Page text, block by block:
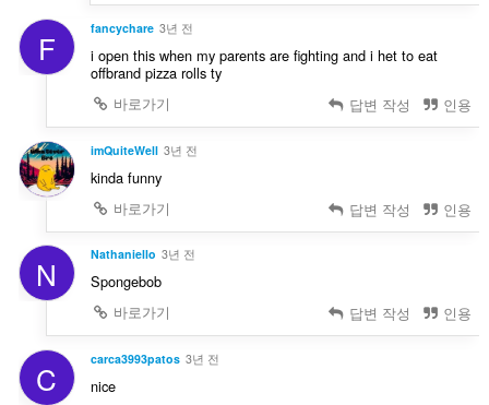
F fancychare 3년 전
i open this when my parents are fighting and i het to eat
offbrand pizza rolls ty
바로가기
답변 작성 인용
imQuiteWell 3년 전
kinda funny
바로가기
답변 작성 인용
N Nathaniello 3년 전
Spongebob
바로가기
답변 작성 인용
C carca3993patos 3년 전
nice